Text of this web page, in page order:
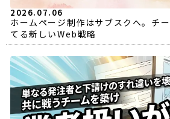
2026.07.06
ホームページ制作はサブスクへ。チ
てる新しいWeb戦略